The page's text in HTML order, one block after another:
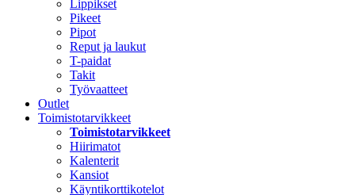
Lippikset
Pikeet
Pipot
Reput ja laukut
T-paidat
Takit
Työvaatteet
Outlet
Toimistotarvikkeet
Toimistotarvikkeet
Hiirimatot
Kalenterit
Kansiot
Käyntikorttikotelot